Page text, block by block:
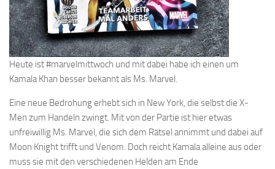
Heute ist #marvelmittwoch und mit dabei habe ich einen um
Kamala Khan besser bekannt als Ms. Marvel.
Eine neue Bedrohung erhebt sich in New York, die selbst die X-
Men zum Handeln zwingt. Mit von der Partie ist hier etwas
unfreiwillig Ms. Marvel, die sich dem Rätsel annimmt und dabei auf
Moon Knight trifft und Venom. Doch reicht Kamala alleine aus oder
muss sie mit den verschiedenen Helden am Ende